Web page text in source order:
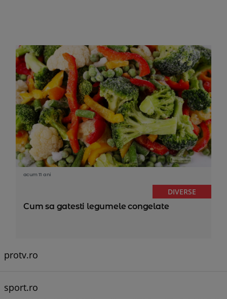
acum 11 ani
DIVERSE
Cum sa gatesti legumele congelate
protv.ro
sport.ro